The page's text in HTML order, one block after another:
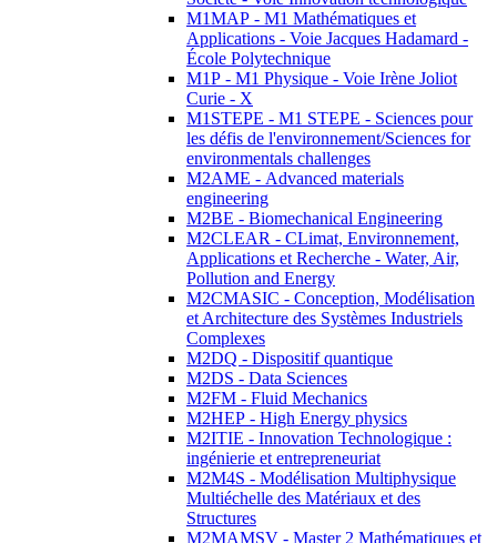
M1MAP - M1 Mathématiques et
Applications - Voie Jacques Hadamard -
École Polytechnique
M1P - M1 Physique - Voie Irène Joliot
Curie - X
M1STEPE - M1 STEPE - Sciences pour
les défis de l'environnement/Sciences for
environmentals challenges
M2AME - Advanced materials
engineering
M2BE - Biomechanical Engineering
M2CLEAR - CLimat, Environnement,
Applications et Recherche - Water, Air,
Pollution and Energy
M2CMASIC - Conception, Modélisation
et Architecture des Systèmes Industriels
Complexes
M2DQ - Dispositif quantique
M2DS - Data Sciences
M2FM - Fluid Mechanics
M2HEP - High Energy physics
M2ITIE - Innovation Technologique :
ingénierie et entrepreneuriat
M2M4S - Modélisation Multiphysique
Multiéchelle des Matériaux et des
Structures
M2MAMSV - Master 2 Mathématiques et